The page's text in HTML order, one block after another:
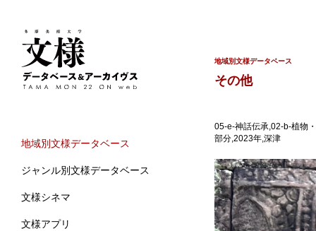
地域別文様データベース
ジャンル別文様データベース
文様シネマ
文様アプリ
地域別文様データベース
その他
05-e-神話伝承,02-b-植物
部分,2023年,深津